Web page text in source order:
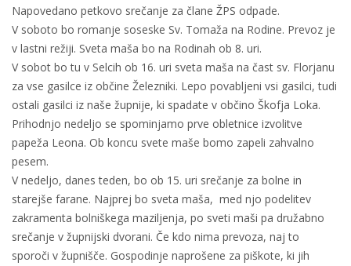
Napovedano petkovo srečanje za člane ŽPS odpade.
V soboto bo romanje soseske Sv. Tomaža na Rodine. Prevoz je
v lastni režiji. Sveta maša bo na Rodinah ob 8. uri.
V sobot bo tu v Selcih ob 16. uri sveta maša na čast sv. Florjanu
za vse gasilce iz občine Železniki. Lepo povabljeni vsi gasilci, tudi
ostali gasilci iz naše župnije, ki spadate v občino Škofja Loka.
Prihodnjo nedeljo se spominjamo prve obletnice izvolitve
papeža Leona. Ob koncu svete maše bomo zapeli zahvalno
pesem.
V nedeljo, danes teden, bo ob 15. uri srečanje za bolne in
starejše farane. Najprej bo sveta maša, med njo podelitev
zakramenta bolniškega maziljenja, po sveti maši pa družabno
srečanje v župnijski dvorani. Če kdo nima prevoza, naj to
sporoči v župnišče. Gospodinje naprošene za piškote, ki jih